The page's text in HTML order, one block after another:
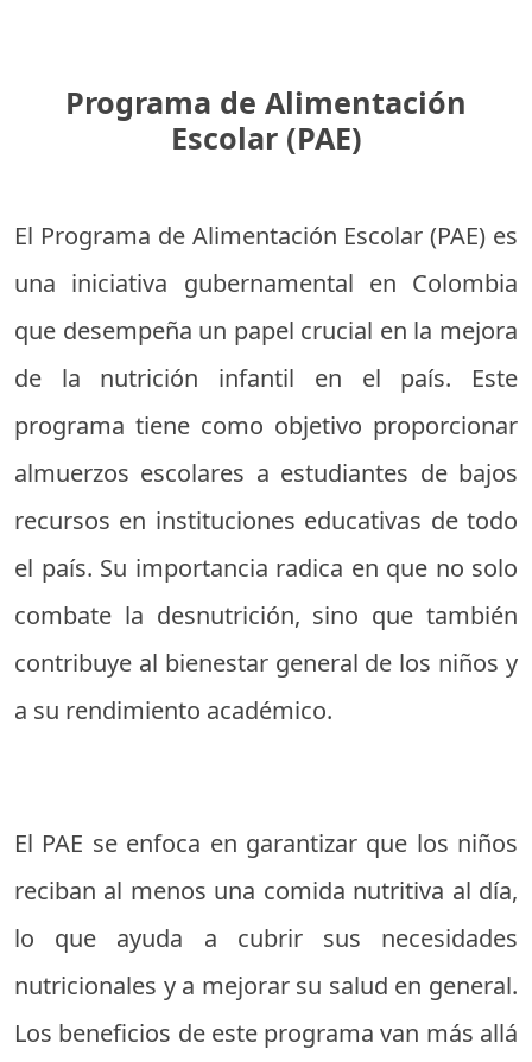
Programa de Alimentación
Escolar (PAE)
El Programa de Alimentación Escolar (PAE) es
una iniciativa gubernamental en Colombia
que desempeña un papel crucial en la mejora
de la nutrición infantil en el país. Este
programa tiene como objetivo proporcionar
almuerzos escolares a estudiantes de bajos
recursos en instituciones educativas de todo
el país. Su importancia radica en que no solo
combate la desnutrición, sino que también
contribuye al bienestar general de los niños y
a su rendimiento académico.
El PAE se enfoca en garantizar que los niños
reciban al menos una comida nutritiva al día,
lo que ayuda a cubrir sus necesidades
nutricionales y a mejorar su salud en general.
Los beneficios de este programa van más allá